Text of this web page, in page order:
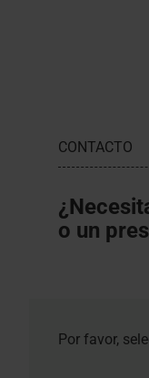
CONTACTO
o un
Por favor,